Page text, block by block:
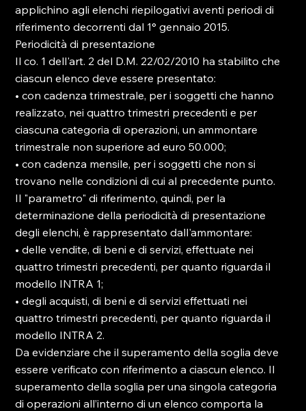
applichino agli elenchi riepilogativi aventi periodi di
riferimento decorrenti dal 1° gennaio 2015.
Periodicità di presentazione
Il co. 1 dell'art. 2 del D.M. 22/02/2010 ha stabilito che
ciascun elenco deve essere presentato:
• con cadenza trimestrale, per i soggetti che hanno
realizzato, nei quattro trimestri precedenti e per
ciascuna categoria di operazioni, un ammontare
trimestrale non superiore ad euro 50.000;
• con cadenza mensile, per i soggetti che non si
trovano nelle condizioni di cui al precedente punto.
Il "parametro" di riferimento, quindi, per la
determinazione della periodicità di presentazione
degli elenchi, è rappresentato dall'ammontare:
• delle vendite, di beni e di servizi, effettuate nei
quattro trimestri precedenti, per quanto riguarda il
modello INTRA 1;
• degli acquisti, di beni e di servizi effettuati nei
quattro trimestri precedenti, per quanto riguarda il
modello INTRA 2.
Da evidenziare che il superamento della soglia deve
essere verificato con riferimento a ciascun elenco. Il
superamento della soglia per una singola categoria
di operazioni all’interno di un elenco comporta la